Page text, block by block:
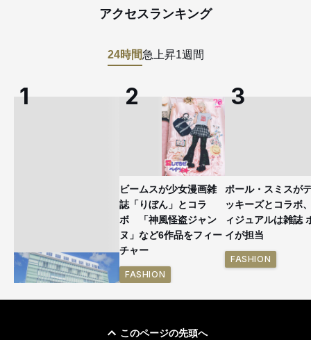
アクセスランキング
24時間急上昇1週間
ビームスが少女漫画雑
誌「りぼん」とコラ
ボ 「神風怪盗ジャン
ヌ」など6作品をフィー
チャー
FASHION
ポール・スミスが
ッキーズとコラボ
ィジュアルは雑誌
イが担当
FASHION
このページの先頭へ